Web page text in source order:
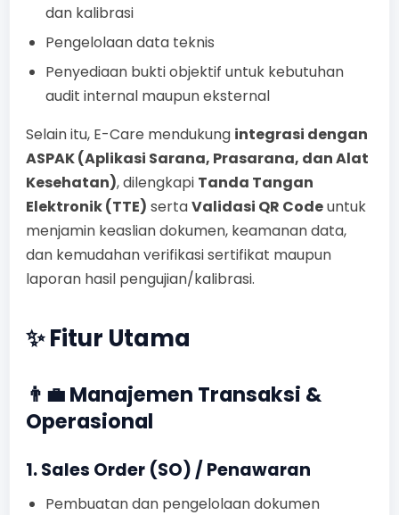
dan kalibrasi
Pengelolaan data teknis
Penyediaan bukti objektif untuk kebutuhan
audit internal maupun eksternal
Selain itu, E-Care mendukung integrasi dengan
ASPAK (Aplikasi Sarana, Prasarana, dan Alat
Kesehatan), dilengkapi Tanda Tangan
Elektronik (TTE) sertaValidasi QR Codeuntuk
menjamin keaslian dokumen, keamanan data,
dan kemudahan verifikasi sertifikat maupun
laporan hasil pengujian/kalibrasi.
✨ Fitur Utama
👨‍💼 Manajemen Transaksi &
Operasional
1. Sales Order (SO) / Penawaran
Pembuatan dan pengelolaan dokumen